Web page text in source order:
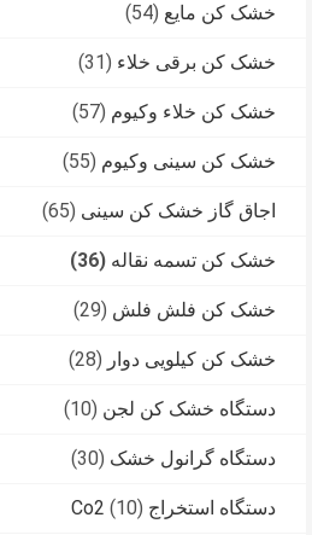
خشک کن مایع (54)
خشک کن برقی خلاء (31)
خشک کن خلاء وکیوم (57)
خشک کن سینی وکیوم (55)
اجاق گاز خشک کن سینی (65)
خشک کن تسمه نقاله (36)
خشک کن فلش فلش (29)
خشک کن کیلویی دوار (28)
دستگاه خشک کن لجن (10)
دستگاه گرانول خشک (30)
دستگاه استخراج Co2 (10)